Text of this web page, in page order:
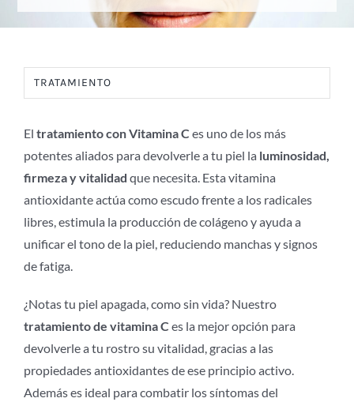
BLOG +S+E
TRATAMIENTO
El tratamiento con Vitamina C es uno de los más
potentes aliados para devolverle a tu piel la luminosidad,
firmeza y vitalidad que necesita. Esta vitamina
antioxidante actúa como escudo frente a los radicales
libres, estimula la producción de colágeno y ayuda a
unificar el tono de la piel, reduciendo manchas y signos
de fatiga.
¿Notas tu piel apagada, como sin vida? Nuestro
tratamiento de vitamina C es la mejor opción para
devolverle a tu rostro su vitalidad, gracias a las
propiedades antioxidantes de ese principio activo.
Además es ideal para combatir los síntomas del